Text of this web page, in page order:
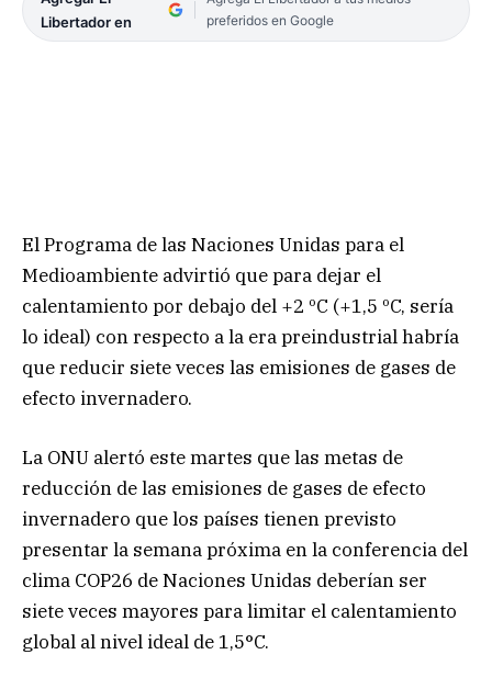
Libertador en
preferidos en Google
El Programa de las Naciones Unidas para el
Medioambiente advirtió que para dejar el
calentamiento por debajo del +2 ºC (+1,5 ºC, sería
lo ideal) con respecto a la era preindustrial habría
que reducir siete veces las emisiones de gases de
efecto invernadero.
La ONU alertó este martes que las metas de
reducción de las emisiones de gases de efecto
invernadero que los países tienen previsto
presentar la semana próxima en la conferencia del
clima COP26 de Naciones Unidas deberían ser
siete veces mayores para limitar el calentamiento
global al nivel ideal de 1,5°C.